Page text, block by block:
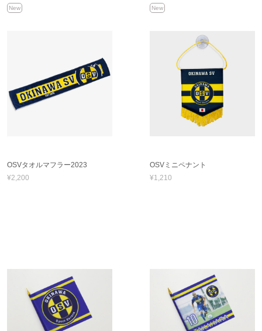
New
OSVタオルマフラー2023
¥2,200
New
OSVミニペナント
¥1,210